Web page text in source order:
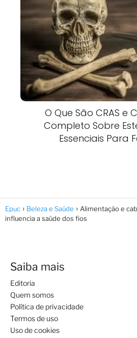
O Que São CRAS e
Completo Sobre
Essenciais Para
Epuc Beleza e Saúde
Alimentação e
influencia a saúde dos fios
Saiba mais
Editoria
Quem somos
Política de privacidade
Termos de uso
Uso de cookies